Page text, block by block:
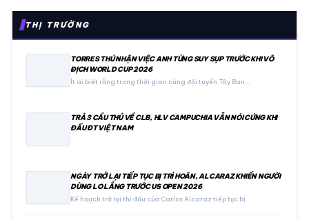
THỊ TRƯỜNG
TORRES THÚ NHẬN VIỆC ANH TỪNG SUY SỤP TRƯỚC KHI VÔ
ĐỊCH WORLD CUP 2026
Ít ai biết rằng trong thời gian cùng đội tuyển Tây Ban…
TRẢ 3 CẦU THỦ VỀ CLB, HLV CAMPUCHIA VẪN NÓI CỨNG KHI
ĐẤU ĐT VIỆT NAM
NGÀY TRỞ LẠI TIẾP TỤC BỊ TRÌ HOÃN, ALCARAZ KHIẾN NGƯỜI
DÙNG LO LẮNG TRƯỚC US OPEN 2026
Kế hoạch trở lại thi đấu của Carlos Alcaraz tiếp tục bị…